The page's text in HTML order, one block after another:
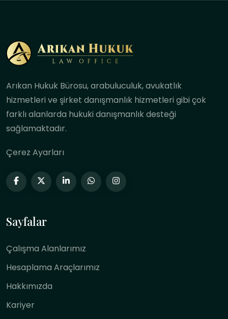
Arıkan Hukuk Bürosu, arabuluculuk, avukatlık
hizmetleri ve şirket danışmanlık hizmetleri gibi çok
farklı alanlarda hukuki danışmanlık desteği
sağlamaktadır.
Çerez Ayarları
Sayfalar
Çalışma Alanlarımız
Hesaplama Araçlarımız
Hakkımızda
Kariyer